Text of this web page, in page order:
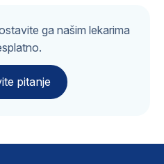
ga našim lekarima
pitanje